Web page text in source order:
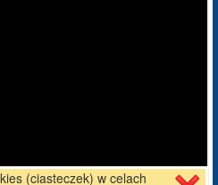
(ciasteczek) w celach